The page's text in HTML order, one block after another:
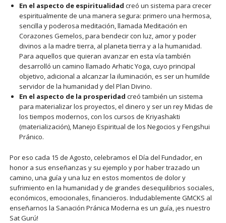
En el aspecto de espiritualidad creó un sistema para crecer
espiritualmente de una manera segura: primero una hermosa,
sencilla y poderosa meditación, llamada Meditación en
Corazones Gemelos, para bendecir con luz, amor y poder
divinos a la madre tierra, al planeta tierra y a la humanidad.
Para aquellos que quieran avanzar en esta vía también
desarrolló un camino llamado Arhatic Yoga, cuyo principal
objetivo, adicional a alcanzar la iluminación, es ser un humilde
servidor de la humanidad y del Plan Divino.
En el aspecto de la prosperidad creó también un sistema
para materializar los proyectos, el dinero y ser un rey Midas de
los tiempos modernos, con los cursos de Kriyashakti
(materialización), Manejo Espiritual de los Negocios y Fengshui
Pránico.
Por eso cada 15 de Agosto, celebramos el Día del Fundador, en
honor a sus enseñanzas y su ejemplo y por haber trazado un
camino, una guía y una luz en estos momentos de dolor y
sufrimiento en la humanidad y de grandes desequilibrios sociales,
económicos, emocionales, financieros. Indudablemente GMCKS al
enseñarnos la Sanación Pránica Moderna es un guía, ¡es nuestro
Sat Gurú!